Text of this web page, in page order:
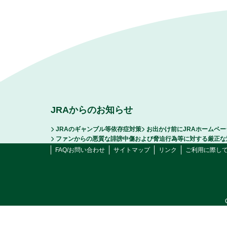
JRAからのお知らせ
JRAのギャンブル等依存症対策
お出かけ前にJRAホームペ
ファンからの悪質な誹謗中傷および脅迫行為等に対する厳正
FAQ/お問い合わせ
サイトマップ リンク ご利用に際し